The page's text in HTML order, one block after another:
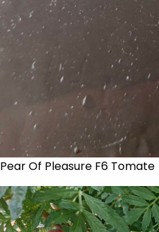
Pear Of Pleasure F6 Tomate